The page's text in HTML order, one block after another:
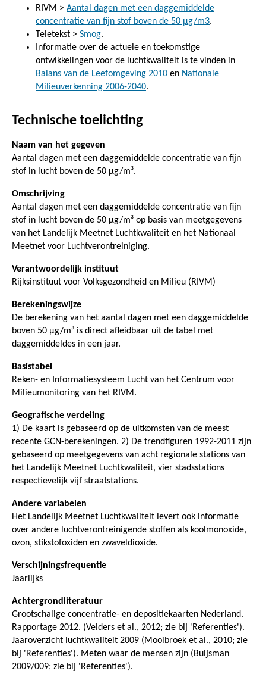
RIVM > Aantal dagen met een daggemiddelde
concentratie van fijn stof boven de 50 µg/m3.
Teletekst > Smog.
Informatie over de actuele en toekomstige
ontwikkelingen voor de luchtkwaliteit is te vinden in
Balans van de Leefomgeving 2010 en Nationale
Milieuverkenning 2006-2040.
Technische toelichting
Naam van het gegeven
Aantal dagen met een daggemiddelde concentratie van fijn
stof in lucht boven de 50 µg/m³.
Omschrijving
Aantal dagen met een daggemiddelde concentratie van fijn
stof in lucht boven de 50 µg/m³ op basis van meetgegevens
van het Landelijk Meetnet Luchtkwaliteit en het Nationaal
Meetnet voor Luchtverontreiniging.
Verantwoordelijk instituut
Rijksinstituut voor Volksgezondheid en Milieu (RIVM)
Berekeningswijze
De berekening van het aantal dagen met een daggemiddelde
boven 50 µg/m³ is direct afleidbaar uit de tabel met
daggemiddeldes in een jaar.
Basistabel
Reken- en Informatiesysteem Lucht van het Centrum voor
Milieumonitoring van het RIVM.
Geografische verdeling
1) De kaart is gebaseerd op de uitkomsten van de meest
recente GCN-berekeningen. 2) De trendfiguren 1992-2011 zijn
gebaseerd op meetgegevens van acht regionale stations van
het Landelijk Meetnet Luchtkwaliteit, vier stadsstations
respectievelijk vijf straatstations.
Andere variabelen
Het Landelijk Meetnet Luchtkwaliteit levert ook informatie
over andere luchtverontreinigende stoffen als koolmonoxide,
ozon, stikstofoxiden en zwaveldioxide.
Verschijningsfrequentie
Jaarlijks
Achtergrondliteratuur
Grootschalige concentratie- en depositiekaarten Nederland.
Rapportage 2012. (Velders et al., 2012; zie bij 'Referenties').
Jaaroverzicht luchtkwaliteit 2009 (Mooibroek et al., 2010; zie
bij 'Referenties'). Meten waar de mensen zijn (Buijsman
2009/009; zie bij 'Referenties').